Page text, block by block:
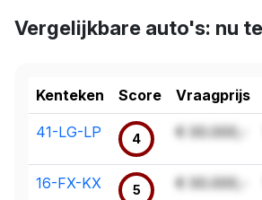
Vergelijkbare auto's: nu
Kenteken Score Vraagprijs
41-LG-LP 4 € 00.000,-
16-FX-KX 5 € 00.000,-